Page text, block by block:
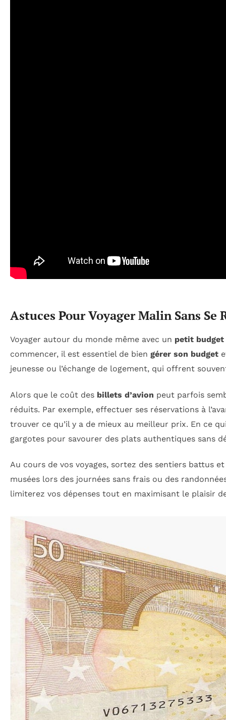
Astuces Pour Voyager Malin Sans Se
Voyager autour du monde même avec un petit budget
commencer, il est essentiel de bien gérer son budget
jeunesse ou l’échange de logement, qui offrent
Alors que le coût des billets d’avion peut parfois
réduits. Par exemple, effectuer ses réservations à
trouver ce qu’il y a de mieux au meilleur prix. En ce
gargotes pour savourer des plats authentiques sans
Au cours de vos voyages, sortez des sentiers battus
musées lors des journées sans frais ou des
limiterez vos dépenses tout en maximisant le plaisir